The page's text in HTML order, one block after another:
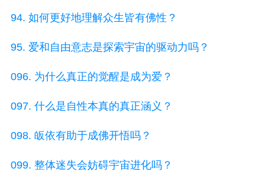
94. 如何更好地理解众生皆有佛性？
95. 爱和自由意志是探索宇宙的驱动力吗？
096. 为什么真正的觉醒是成为爱？
097. 什么是自性本真的真正涵义？
098. 皈依有助于成佛开悟吗？
099. 整体迷失会妨碍宇宙进化吗？